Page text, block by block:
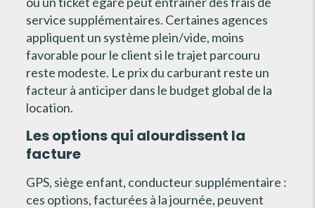
service supplémentaires. Certaines agences
appliquent un système plein/vide, moins
favorable pour le client si le trajet parcouru
reste modeste. Le prix du carburant reste un
facteur à anticiper dans le budget global de la
location.
Les options qui alourdissent la
facture
GPS, siège enfant, conducteur supplémentaire :
ces options, facturées à la journée, peuvent